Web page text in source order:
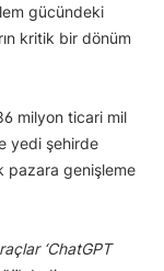
gücündeki
kritik bir dönüm
milyon ticari mil
yedi şehirde
pazara genişleme
‘ChatGPT